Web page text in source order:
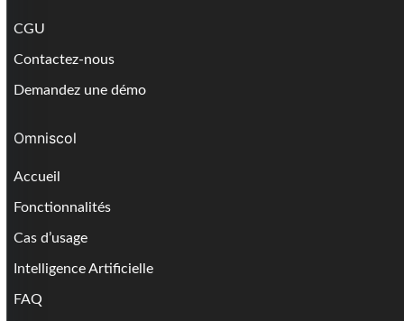
CGU
Contactez-nous
Demandez une démo
Omniscol
Accueil
Fonctionnalités
Cas d’usage
Intelligence Artificielle
FAQ